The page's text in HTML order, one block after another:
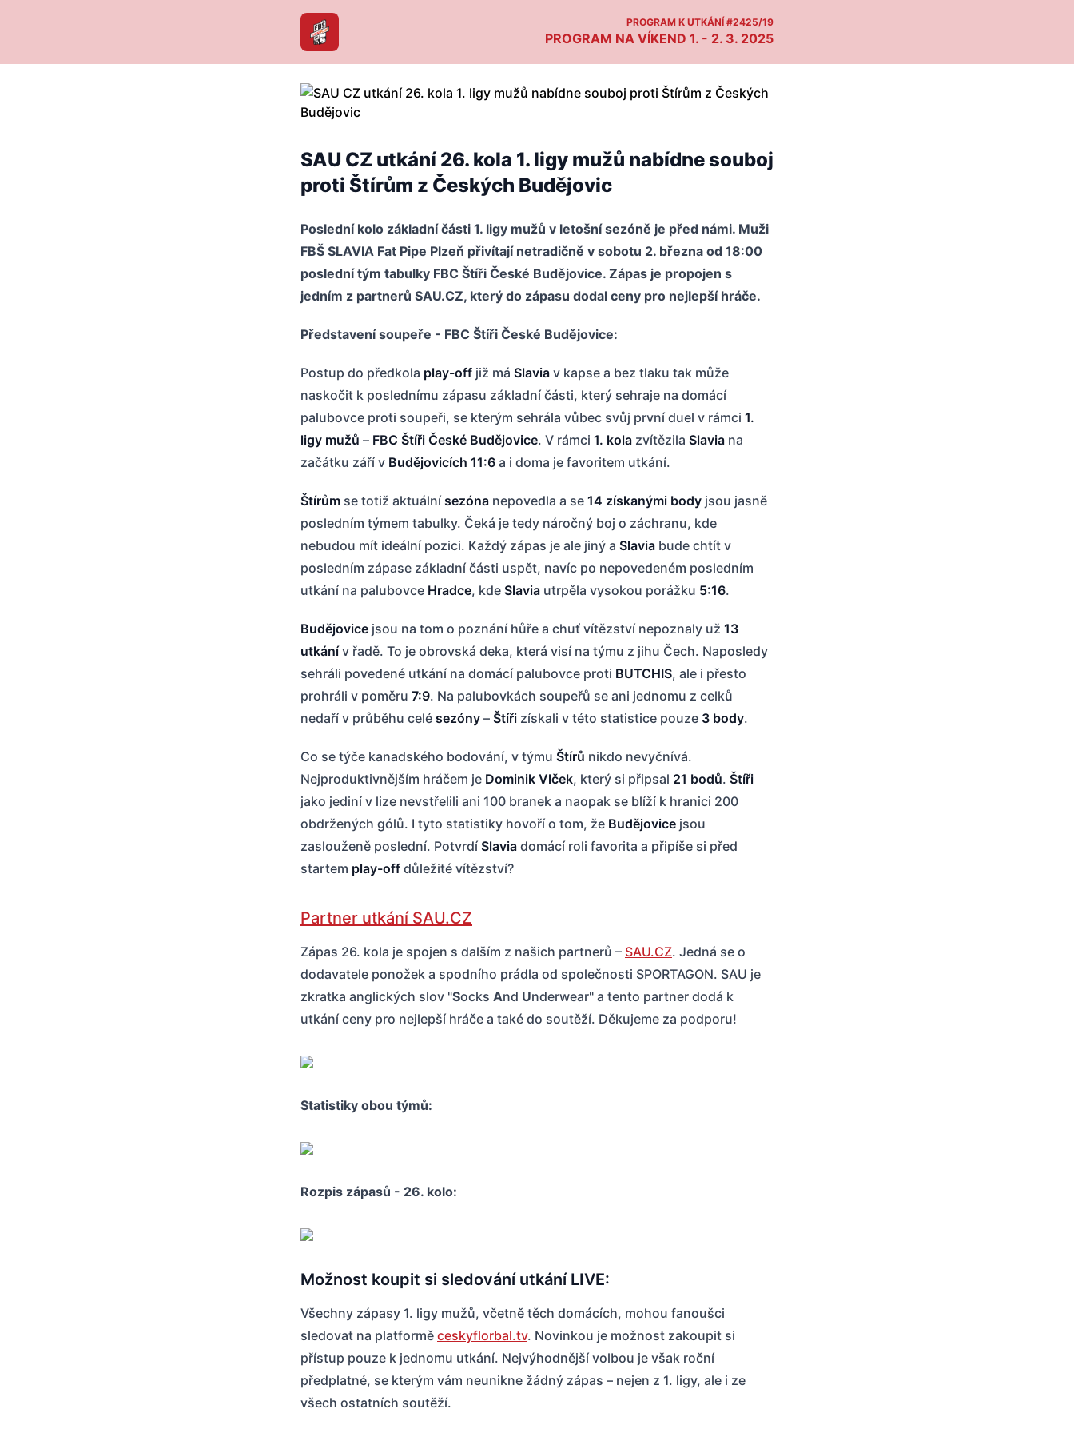
PROGRAM K UTKÁNÍ #2425/19
PROGRAM NA VÍKEND 1. - 2. 3. 2025
SAU CZ utkání 26. kola 1. ligy mužů nabídne souboj
proti Štírům z Českých Budějovic
Poslední kolo základní části 1. ligy mužů v letošní sezóně je před námi. Muži
FBŠ SLAVIA Fat Pipe Plzeň přivítají netradičně v sobotu 2. března od 18:00
poslední tým tabulky FBC Štíři České Budějovice. Zápas je propojen s
jedním z partnerů SAU.CZ, který do zápasu dodal ceny pro nejlepší hráče.
Představení soupeře - FBC Štíři České Budějovice:
Postup do předkola play-off již má Slavia v kapse a bez tlaku tak může
naskočit k poslednímu zápasu základní části, který sehraje na domácí
palubovce proti soupeři, se kterým sehrála vůbec svůj první duel v rámci 1.
ligy mužů – FBC Štíři České Budějovice. V rámci 1. kola zvítězila Slavia na
začátku září v Budějovicích 11:6 a i doma je favoritem utkání.
Štírům se totiž aktuálnísezóna nepovedla a se 14 získanými body jsou jasně
posledním týmem tabulky. Čeká je tedy náročný boj o záchranu, kde
nebudou mít ideální pozici. Každý zápas je ale jiný a Slavia bude chtít v
posledním zápase základní části uspět, navíc po nepovedeném posledním
utkání na palubovce Hradce, kde Slavia utrpěla vysokou porážku 5:16.
Budějovice jsou na tom o poznání hůře a chuť vítězství nepoznaly už 13
utkánív řadě. To je obrovská deka, která visí na týmu z jihu Čech. Naposledy
sehráli povedené utkání na domácí palubovce proti BUTCHIS, ale i přesto
prohráli v poměru 7:9. Na palubovkách soupeřů se ani jednomu z celků
nedaří v průběhu celé sezóny – Štíři získali v této statistice pouze 3 body.
Co se týče kanadského bodování, v týmu Štírů nikdo nevyčnívá.
Nejproduktivnějším hráčem je Dominik Vlček, který si připsal 21 bodů. Štíři
jako jediní v lize nevstřelili ani 100 branek a naopak se blíží k hranici 200
obdržených gólů. I tyto statistiky hovoří o tom, že Budějovice jsou
zaslouženě poslední. PotvrdíSlavia domácí roli favorita a připíše si před
startem play-off důležité vítězství?
Partner utkání SAU.CZ
Zápas 26. kola je spojen s dalším z našich partnerů – SAU.CZ. Jedná se o
dodavatele ponožek a spodního prádla od společnosti SPORTAGON. SAU je
zkratka anglických slov "Socks And Underwear" a tento partner dodá k
utkání ceny pro nejlepší hráče a také do soutěží. Děkujeme za podporu!
Statistiky obou týmů:
Rozpis zápasů - 26. kolo:
Možnost koupit si sledování utkání LIVE:
Všechny zápasy 1. ligy mužů, včetně těch domácích, mohou fanoušci
sledovat na platformě ceskyflorbal.tv. Novinkou je možnost zakoupit si
přístup pouze k jednomu utkání. Nejvýhodnější volbou je však roční
předplatné, se kterým vám neunikne žádný zápas – nejen z 1. ligy, ale i ze
všech ostatních soutěží.